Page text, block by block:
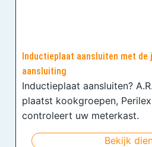
Inductieplaat aansluiten met
aansluiting
Inductieplaat aansluiten?
plaatst kookgroepen,
controleert uw meterkast.
Bekijk